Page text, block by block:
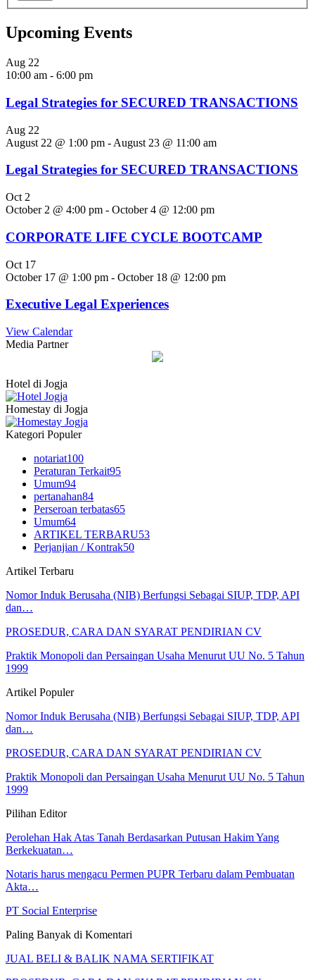
Upcoming Events
Aug 22
10:00 am - 6:00 pm
Legal Strategies for SECURED TRANSACTIONS
Aug 22
August 22 @ 1:00 pm - August 23 @ 11:00 am
Legal Strategies for SECURED TRANSACTIONS
Oct 2
October 2 @ 4:00 pm - October 4 @ 12:00 pm
CORPORATE LIFE CYCLE BOOTCAMP
Oct 17
October 17 @ 1:00 pm - October 18 @ 12:00 pm
Executive Legal Experiences
View Calendar
Media Partner
Hotel di Jogja
Homestay di Jogja
Kategori Populer
notariat100
Peraturan Terkait95
Umum94
pertanahan84
Perseroan terbatas65
Umum64
ARTIKEL TERBARU53
Perjanjian / Kontrak50
Artikel Terbaru
Nomor Induk Berusaha (NIB) Berfungsi Sebagai SIUP, TDP, API
dan…
PROSEDUR, CARA DAN SYARAT PENDIRIAN CV
Praktik Monopoli dan Persaingan Usaha Menurut UU No. 5 Tahun
1999
Artikel Populer
Nomor Induk Berusaha (NIB) Berfungsi Sebagai SIUP, TDP, API
dan…
PROSEDUR, CARA DAN SYARAT PENDIRIAN CV
Praktik Monopoli dan Persaingan Usaha Menurut UU No. 5 Tahun
1999
Pilihan Editor
Perolehan Hak Atas Tanah Berdasarkan Putusan Hakim Yang
Berkekuatan…
Notaris harus mengacu Permen PUPR Terbaru dalam Pembuatan
Akta…
PT Social Enterprise
Paling Banyak di Komentari
JUAL BELI & BALIK NAMA SERTIFIKAT